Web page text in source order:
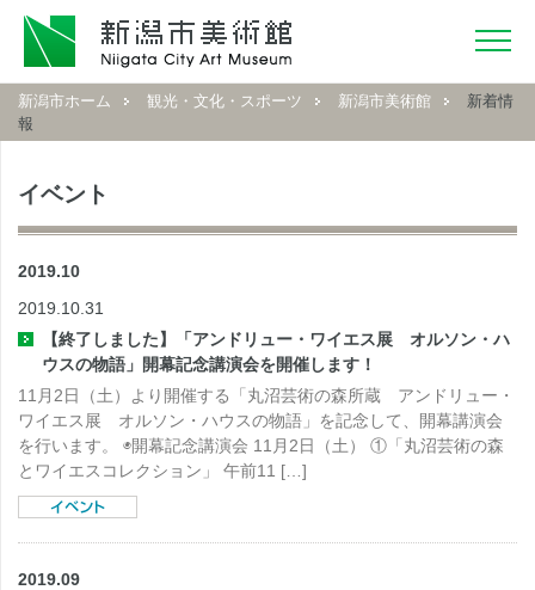
新潟市ホーム 観光・文化・スポーツ 新潟市美術館
新着情
報
イベント
2019.10
2019.10.31
【終了しました】「アンドリュー・ワイエス展 オルソン・ハ
ウスの物語」開幕記念講演会を開催します！
11月2日（土）より開催する「丸沼芸術の森所蔵 アンドリュー・
ワイエス展 オルソン・ハウスの物語」を記念して、開幕講演会
を行います。 ◉開幕記念講演会 11月2日（土） ①「丸沼芸術の森
とワイエスコレクション」 午前11 […]
2019.09